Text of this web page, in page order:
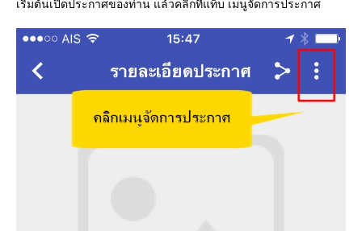
เริ่มต้นเปิดประกาศของท่าน แล้วคลิกที่แท็บ เมนูจัดการประกาศ